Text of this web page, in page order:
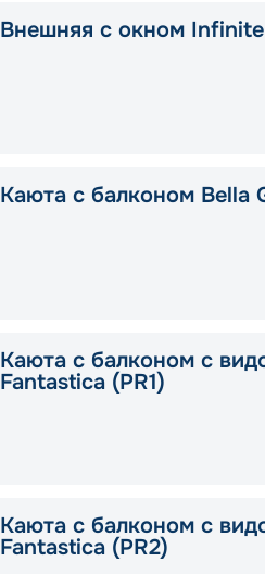
Внешняя с окном
Каюта с балконом Bella
Каюта с балконом с
Fantastica (PR1)
Каюта с балконом с
Fantastica (PR2)